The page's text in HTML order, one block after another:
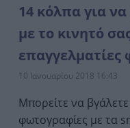
14 κόλπα για
με το κινητό
10 Ιανουαρίου 2018 16:43
Μπορείτε να
φωτογραφίες με τα